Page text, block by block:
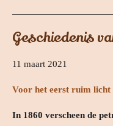
Geschiedenis
11 maart 2021
Voor het eerst ruim licht
In 1860 verscheen de